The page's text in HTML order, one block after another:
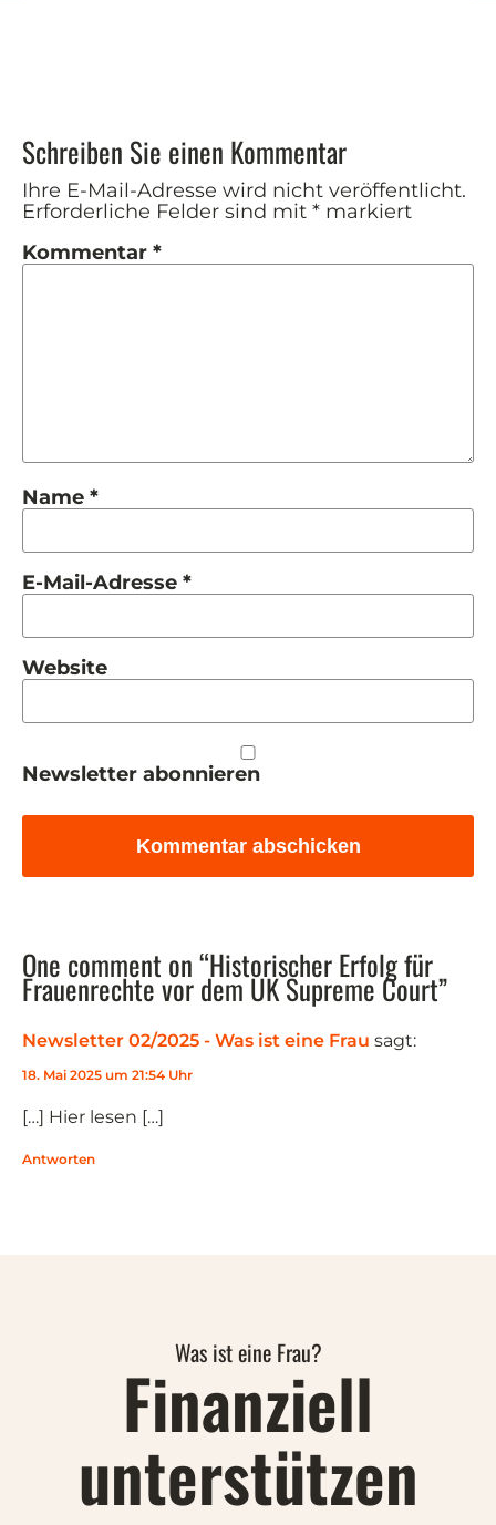
Schreiben Sie einen Kommentar
Ihre E-Mail-Adresse wird nicht veröffentlicht.
Erforderliche Felder sind mit * markiert
Kommentar *
Name *
E-Mail-Adresse *
Website
Newsletter abonnieren
One comment on “Historischer Erfolg für
Frauenrechte vor dem UK Supreme Court”
Newsletter 02/2025 - Was ist eine Frau sagt:
18. Mai 2025 um 21:54 Uhr
[…] Hier lesen […]
Antworten
Was ist eine Frau?
Finanziell
unterstützen